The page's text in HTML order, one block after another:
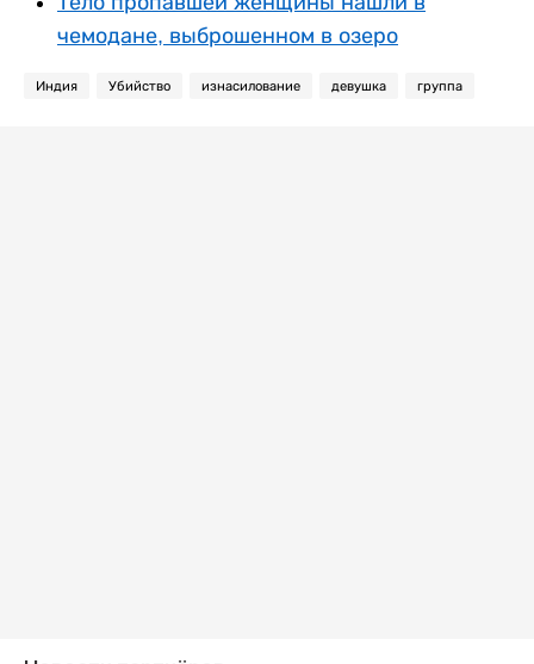
чемодане, выброшенном в озеро
Индия Убийство изнасилование девушка группа